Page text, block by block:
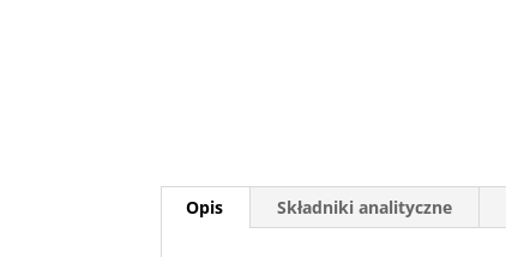
Opis Składniki analityczne